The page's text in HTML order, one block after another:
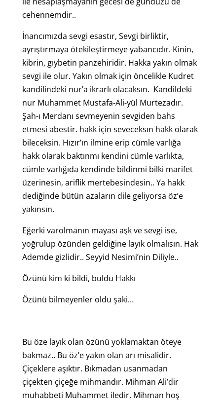
cehennemdir..
İnancımızda sevgi esastır, Sevgi birliktir,
ayrıştırmaya ötekileştirmeye yabancıdır. Kinin,
kibrin, gıybetin panzehiridir. Hakka yakın olmak
sevgi ile olur. Yakın olmak için öncelikle Kudret
kandilindeki nur’a ikrarlı olacaksın. Kandildeki
nur Muhammet Mustafa-Ali-yül Murtezadır.
Şah-ı Merdanı sevmeyenin sevgiden bahs
etmesi abestir. hakk için seveceksın hakk olarak
bileceksin. Hızır’ın ilmine erip cümle varlığa
hakk olarak baktınmı kendini cümle varlıkta,
cümle varlığıda kendinde bildinmi bilki marifet
üzerinesin, ariflik mertebesindesin.. Ya hakk
dediğinde bütün azaların dile geliyorsa öz’e
yakınsın.
Eğerki varolmanın mayası aşk ve sevgi ise,
yoğrulup özünden geldiğine layık olmalısın. Hak
Ademde gizlidir.. Seyyid Nesimi’nin Diliyle..
Özünü kim ki bildi, buldu Hakkı
Özünü bilmeyenler oldu şaki…
Bu öze layık olan özünü yoklamaktan öteye
bakmaz.. Bu öz’e yakın olan arı misalidir.
Çiçeklere aşıktır. Bıkmadan usanmadan
çiçekten çiçeğe mihmandır. Mihman Ali’dir
muhabbeti Muhammet iledir. Mihman hoş